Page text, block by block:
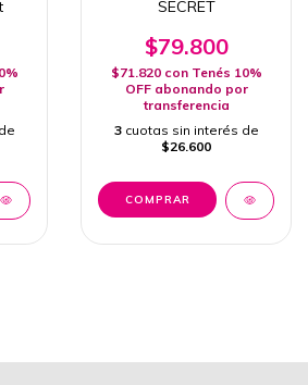
SECRET
$79.800
$71.820 con Tenés 10%
OFF abonando por
transferencia
3 cuotas sin interés de
$26.600